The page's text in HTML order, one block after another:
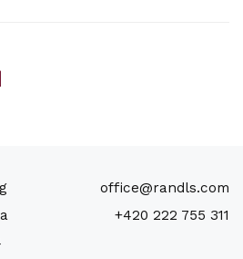
office@randls.com
+420 222 755 311